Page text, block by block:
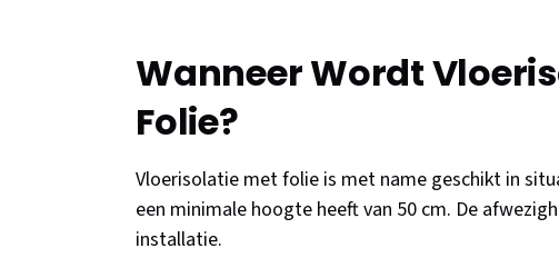
Wanneer Wordt
Folie?
Vloerisolatie met folie is met name geschikt in
een minimale hoogte heeft van 50 cm. De
installatie.